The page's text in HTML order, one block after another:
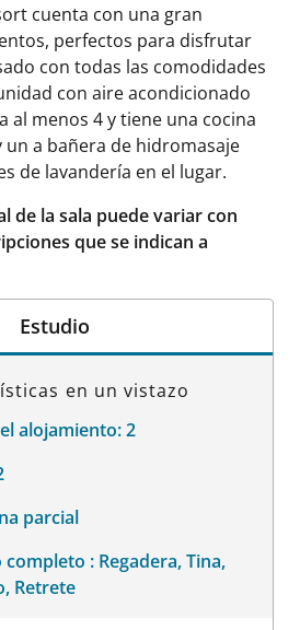
cuenta con una gran
perfectos para disfrutar
con todas las comodidades
con aire acondicionado
al menos 4 y tiene una cocina
a bañera de hidromasaje
de lavandería en el lugar.
de la sala puede variar con
que se indican a
Estudio
en un vistazo
alojamiento:2
parcial
completo : Regadera, Tina,
Retrete